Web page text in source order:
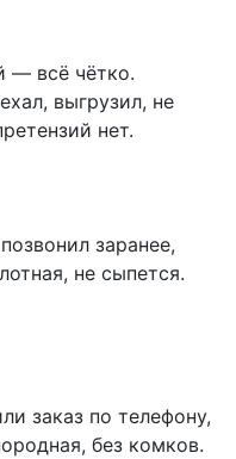
— всё чётко.
выгрузил, не
нет.
заранее,
не сыпется.
заказ по телефону,
без комков.